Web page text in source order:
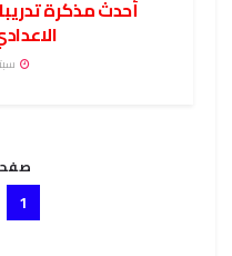
أحدث مذكرة
صفحة 1
1